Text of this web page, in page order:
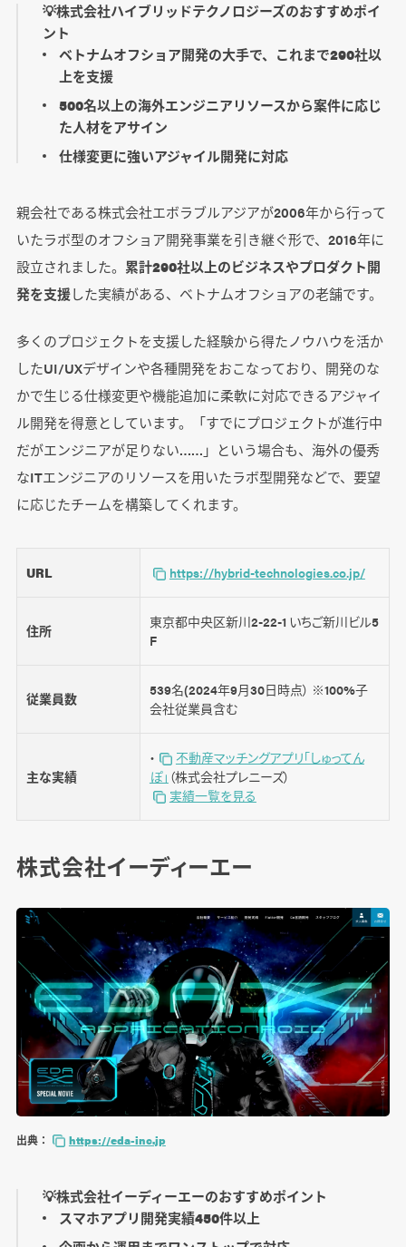
💡株式会社ハイブリッドテクノロジーズのおすすめポイ
ント
ベトナムオフショア開発の大手で、これまで290社以
上を支援
500名以上の海外エンジニアリソースから案件に応じ
た人材をアサイン
仕様変更に強いアジャイル開発に対応
親会社である株式会社エボラブルアジアが2006年から行って
いたラボ型のオフショア開発事業を引き継ぐ形で、2016年に
設立されました。 累計290社以上のビジネスやプロダクト開
発を支援した実績がある、ベトナムオフショアの老舗です。
多くのプロジェクトを支援した経験から得たノウハウを活か
したUI/UXデザインや各種開発をおこなっており、開発のな
かで生じる仕様変更や機能追加に柔軟に対応できるアジャイ
ル開発を得意としています。「すでにプロジェクトが進行中
だがエンジニアが足りない……」という場合も、海外の優秀
なITエンジニアのリソースを用いたラボ型開発などで、要望
に応じたチームを構築してくれます。
URL https://hybrid-technologies.co.jp/
住所
東京都中央区新川2-22-1 いちご新川ビル5
F
従業員数
539名(2024年9月30日時点） ※100%子
会社従業員含む
主な実績
・
不動産マッチングアプリ「しゅってん
ぽ」 （株式会社プレニーズ）
実績一覧を見る
株式会社イーディーエー
出典： https://eda-inc.jp
💡株式会社イーディーエーのおすすめポイント
スマホアプリ開発実績450件以上